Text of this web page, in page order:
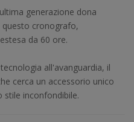
generazione dona
cronografo,
da 60 ore.
all'avanguardia, il
cerca un accessorio unico
stile inconfondibile.